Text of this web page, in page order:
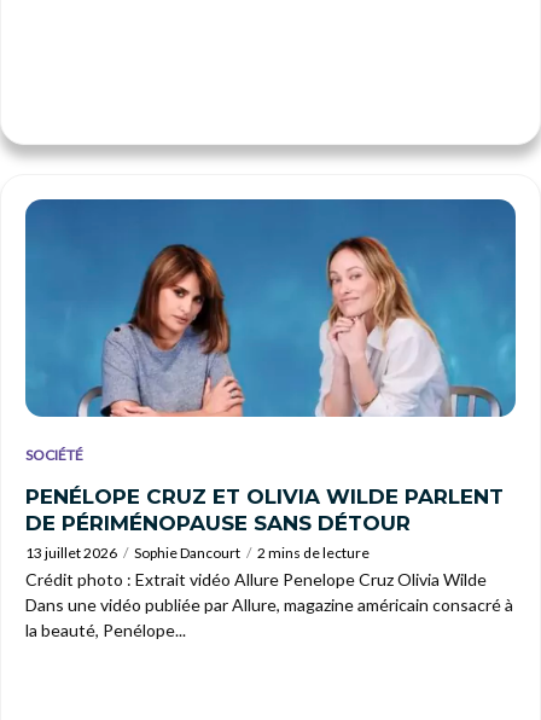
SOCIÉTÉ
PENÉLOPE CRUZ ET OLIVIA WILDE PARLENT
DE PÉRIMÉNOPAUSE SANS DÉTOUR
13 juillet 2026 Sophie Dancourt 2 mins de lecture
Crédit photo : Extrait vidéo Allure Penelope Cruz Olivia Wilde
Dans une vidéo publiée par Allure, magazine américain consacré à
la beauté, Penélope...